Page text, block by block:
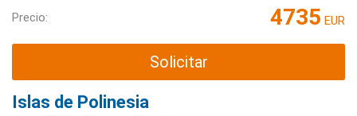
Precio: 4735 EUR
Solicitar
Islas de Polinesia